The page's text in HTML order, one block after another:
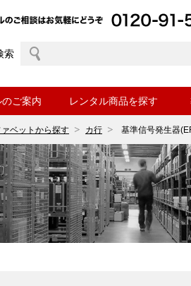
索
ご案内 レンタル商品を探す
ベットから探す カ行 基準信号発生器